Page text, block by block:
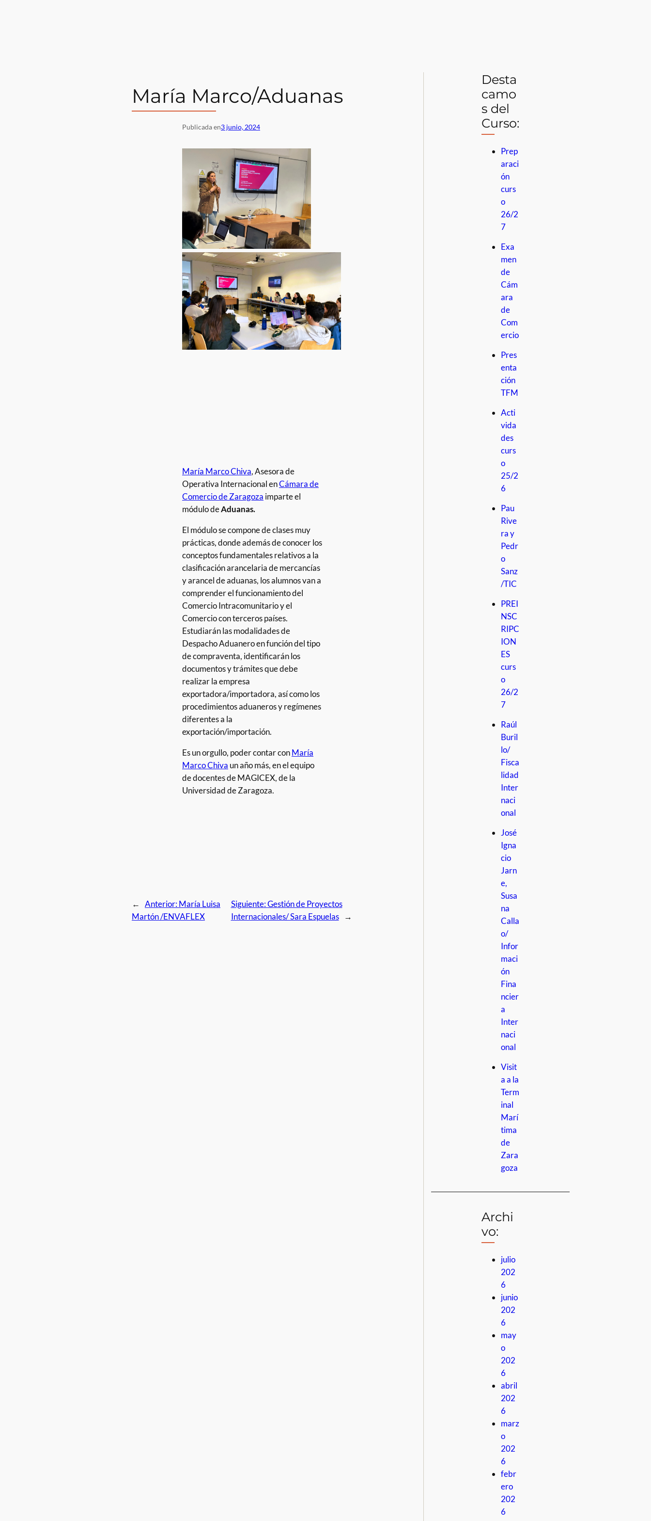
María Marco/Aduanas
Publicada en3 junio, 2024
María Marco Chiva, Asesora de
Operativa Internacional enCámara de
Comercio de Zaragoza imparte el
módulo deAduanas.
El módulo se compone de clases muy
prácticas, donde además de conocer los
conceptos fundamentales relativos a la
clasificación arancelaria de mercancías
y arancel de aduanas, los alumnos van a
comprender el funcionamiento del
Comercio Intracomunitario y el
Comercio con terceros países.
Estudiarán las modalidades de
Despacho Aduanero en función del tipo
de compraventa, identificarán los
documentos y trámites que debe
realizar la empresa
exportadora/importadora, así como los
procedimientos aduaneros y regímenes
diferentes a la
exportación/importación.
Es un orgullo, poder contar conMaría
Marco Chiva un año más, en el equipo
de docentes de MAGICEX, de la
Universidad de Zaragoza.
← Anterior:María Luisa
Martón /ENVAFLEX
Siguiente:Gestión de Proyectos
Internacionales/ Sara Espuelas
→
Desta
camo
s del
Curso:
Prep
araci
ón
curs
o
26/2
7
Exa
men
de
Cám
ara
de
Com
ercio
Pres
enta
ción
TFM
Acti
vida
des
curs
o
25/2
6
Pau
Rive
ra y
Pedr
o
Sanz
/TIC
PREI
NSC
RIPC
ION
ES
curs
o
26/2
7
Raúl
Buril
lo/
Fisca
lidad
Inter
naci
onal
José
Igna
cio
Jarn
e,
Susa
na
Calla
o/
Infor
maci
ón
Fina
ncier
a
Inter
naci
onal
Visit
a a la
Term
inal
Marí
tima
de
Zara
goza
Archi
vo:
julio
202
6
junio
202
6
may
o
202
6
abril
202
6
marz
o
202
6
febr
ero
202
6